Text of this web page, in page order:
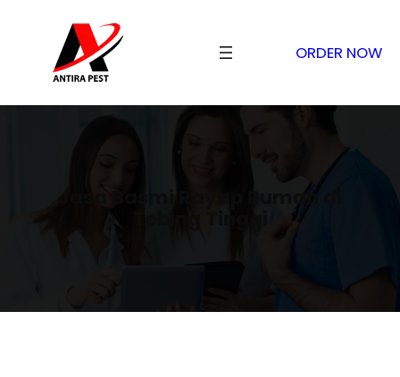
ORDER NOW
Jasa Basmi Rayap Rumah di